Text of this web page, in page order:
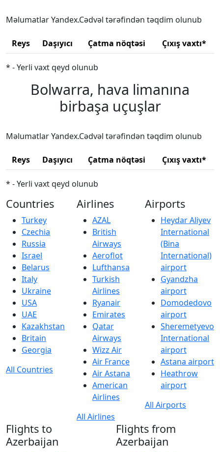
Məlumatlar Yandex.Cədvəl tərəfindən təqdim olunub
Reys Daşıyıcı Çatma nöqtəsi Çıxış vaxtı*
* - Yerli vaxt qeyd olunub
Bolwarra, hava limanına
birbaşa uçuşlar
Məlumatlar Yandex.Cədvəl tərəfindən təqdim olunub
Reys Daşıyıcı Çatma nöqtəsi Çıxış vaxtı*
* - Yerli vaxt qeyd olunub
Countries
Turkey
Czechia
Russia
Israel
Belarus
Italy
Ukraine
USA
UAE
Kazakhstan
Britain
Georgia
All Countries
Airlines
AZAL
British
Airways
Aeroflot
Lufthansa
Turkish
Airlines
Ryanair
Emirates
Qatar
Airways
Wizz Air
Air France
Air Astana
American
Airlines
All Airlines
Airports
Heydar Aliyev
International
(Bina
International)
airport
Gyandzha
airport
Domodedovo
airport
Sheremetyevo
International
airport
Astana airport
Heathrow
airport
All Airports
Flights to
Azerbaijan
Flights from
Azerbaijan